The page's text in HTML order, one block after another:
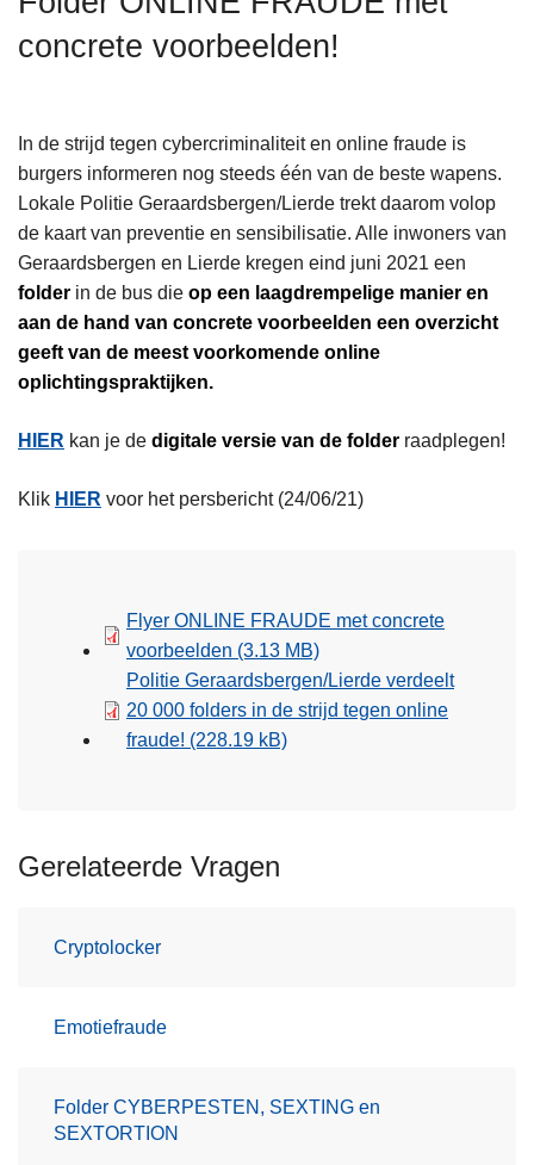
concrete voorbeelden!
In de strijd tegen cybercriminaliteit en online fraude is
burgers informeren nog steeds één van de beste wapens.
Lokale Politie Geraardsbergen/Lierde trekt daarom volop
de kaart van preventie en sensibilisatie. Alle inwoners van
Geraardsbergen en Lierde kregen eind juni 2021 een
folder in de bus die op een laagdrempelige manier en
aan de hand van concrete voorbeelden een overzicht
geeft van de meest voorkomende online
oplichtingspraktijken.
HIER kan je de digitale versie van de folder raadplegen!
Klik HIER voor het persbericht (24/06/21)
Flyer ONLINE FRAUDE met concrete
voorbeelden (3.13 MB)
Politie Geraardsbergen/Lierde verdeelt
20 000 folders in de strijd tegen online
fraude! (228.19 kB)
Gerelateerde Vragen
Cryptolocker
Emotiefraude
Folder CYBERPESTEN, SEXTING en
SEXTORTION